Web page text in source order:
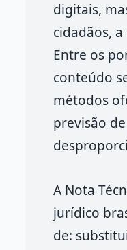
digitais,
cidadãos,
Entre os
conteúdo
métodos
previsão
A Nota
jurídico
de: